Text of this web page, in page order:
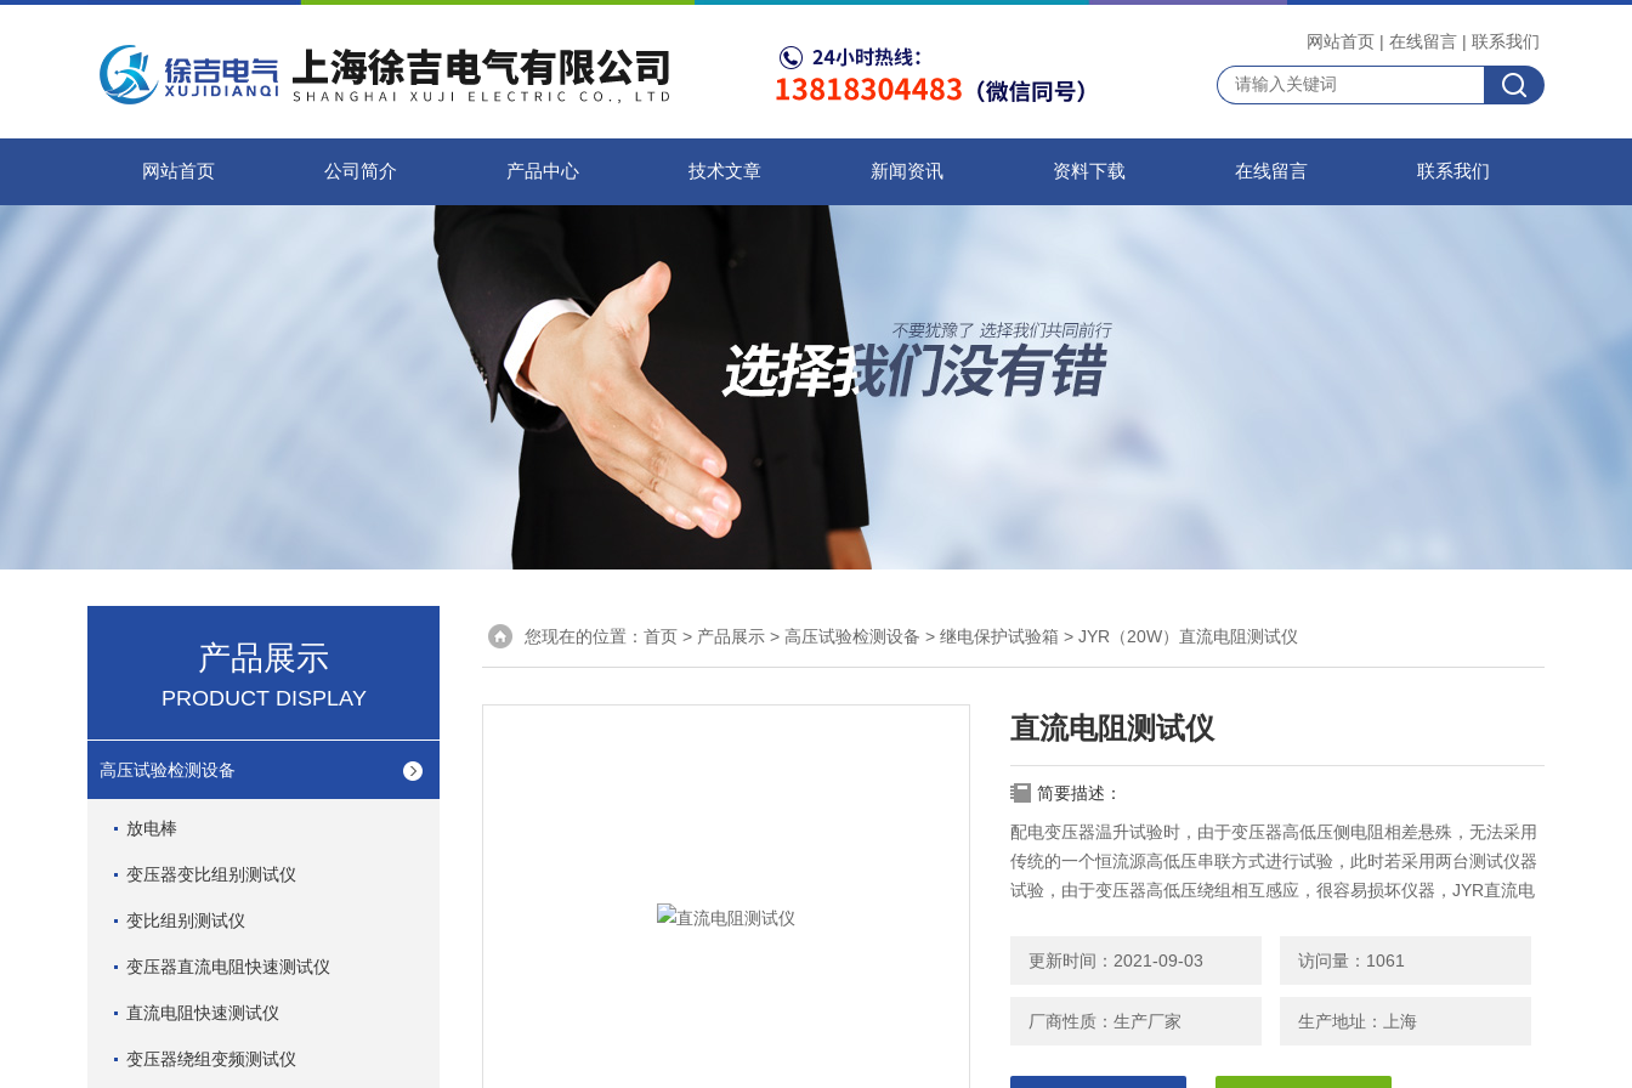
网站首页 | 在线留言 | 联系我们
网站首页 公司简介 产品中心 技术文章 新闻资讯 资料下载 在线留言 联系我们
产品展示
PRODUCT DISPLAY
高压试验检测设备
放电棒
变压器变比组别测试仪
变比组别测试仪
变压器直流电阻快速测试仪
直流电阻快速测试仪
变压器绕组变频测试仪
您现在的位置： 首页 > 产品展示 > 高压试验检测设备 > 继电保护试验箱 > JYR（20W）直流电阻测试仪
直流电阻测试仪
简要描述：
配电变压器温升试验时，由于变压器高低压侧电阻相差悬殊，无法采用
传统的一个恒流源高低压串联方式进行试验，此时若采用两台测试仪器
试验，由于变压器高低压绕组相互感应，很容易损坏仪器，JYR直流电
护措施，非常适合高低压绕组相差悬殊的变压器温升试验。
更新时间：2021-09-03 访问量：1061
厂商性质：生产厂家 生产地址：上海